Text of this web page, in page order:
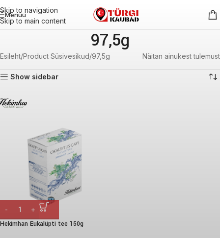
Skip to navigation
Skip to main content
Menüü
97,5g
Esileht Product Süsivesikud 97,5g Näitan ainukest tulemust
Show sidebar
Hekimhan Eukalüpti tee 150g